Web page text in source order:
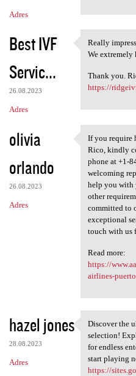
Adres
Best IVF
Servic...
26.08.2023
Adres
Really
Really
We extremely
Thank you.
https://
olivia
orlando
26.08.2023
Adres
If you
If you require
Rico, kindly
phone at +1-
welcoming
help you with
other
committed to
exceptional
touch with us
Read more:
https://
airlines-
hazel jones
28.08.2023
Adres
Discover
Discover the
selection!
for endless
start playing
https://